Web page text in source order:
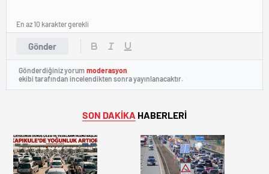
Gönder
En az 10 karakter gerekli
Gönderdiğiniz yorum moderasyon
ekibi tarafından incelendikten sonra yayınlanacaktır.
SON DAKİKA HABERLERİ